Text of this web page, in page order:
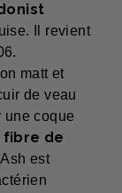
Il revient
matt et
de veau
une coque
de
est